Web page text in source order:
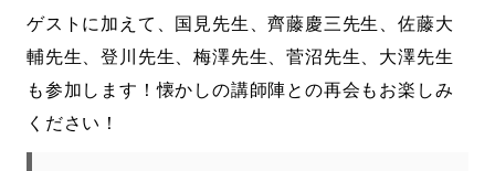
ゲストに加えて、国見先生、齊藤慶三先生、佐藤大
輔先生、登川先生、梅澤先生、菅沼先生、大澤先生
も参加します！懐かしの講師陣との再会もお楽しみ
ください！